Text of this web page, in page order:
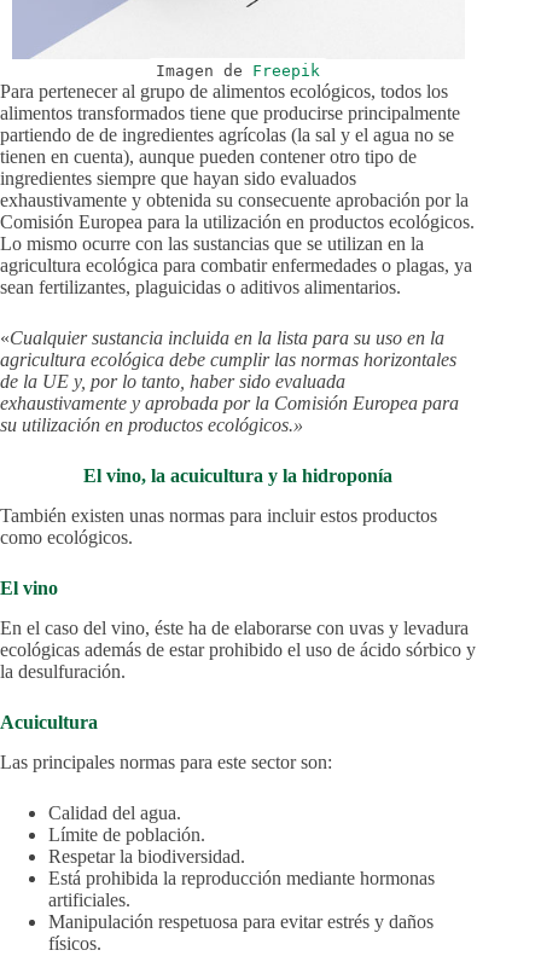
Imagen de Freepik
Para pertenecer al grupo de alimentos ecológicos, todos los
alimentos transformados tiene que producirse principalmente
partiendo de de ingredientes agrícolas (la sal y el agua no se
tienen en cuenta), aunque pueden contener otro tipo de
ingredientes siempre que hayan sido evaluados
exhaustivamente y obtenida su consecuente aprobación por la
Comisión Europea para la utilización en productos ecológicos.
Lo mismo ocurre con las sustancias que se utilizan en la
agricultura ecológica para combatir enfermedades o plagas, ya
sean fertilizantes, plaguicidas o aditivos alimentarios.
«Cualquier sustancia incluida en la lista para su uso en la
agricultura ecológica debe cumplir las normas horizontales
de la UE y, por lo tanto, haber sido evaluada
exhaustivamente y aprobada por la Comisión Europea para
su utilización en productos ecológicos.»
El vino, la acuicultura y la hidroponía
También existen unas normas para incluir estos productos
como ecológicos.
El vino
En el caso del vino, éste ha de elaborarse con uvas y levadura
ecológicas además de estar prohibido el uso de ácido sórbico y
la desulfuración.
Acuicultura
Las principales normas para este sector son:
Calidad del agua.
Límite de población.
Respetar la biodiversidad.
Está prohibida la reproducción mediante hormonas
artificiales.
Manipulación respetuosa para evitar estrés y daños
físicos.